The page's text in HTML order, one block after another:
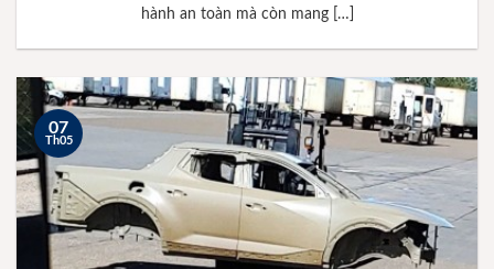
hành an toàn mà còn mang […]
07
Th05